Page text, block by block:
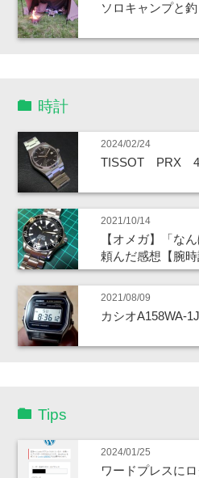
ソロキャンプと
時計
2024/02/24
TISSOT PRX
2021/10/14
【オメガ】「な
頼んだ感想【腕時
2021/08/09
カシオA158WA-
Tips
2024/01/25
ワードプレスに